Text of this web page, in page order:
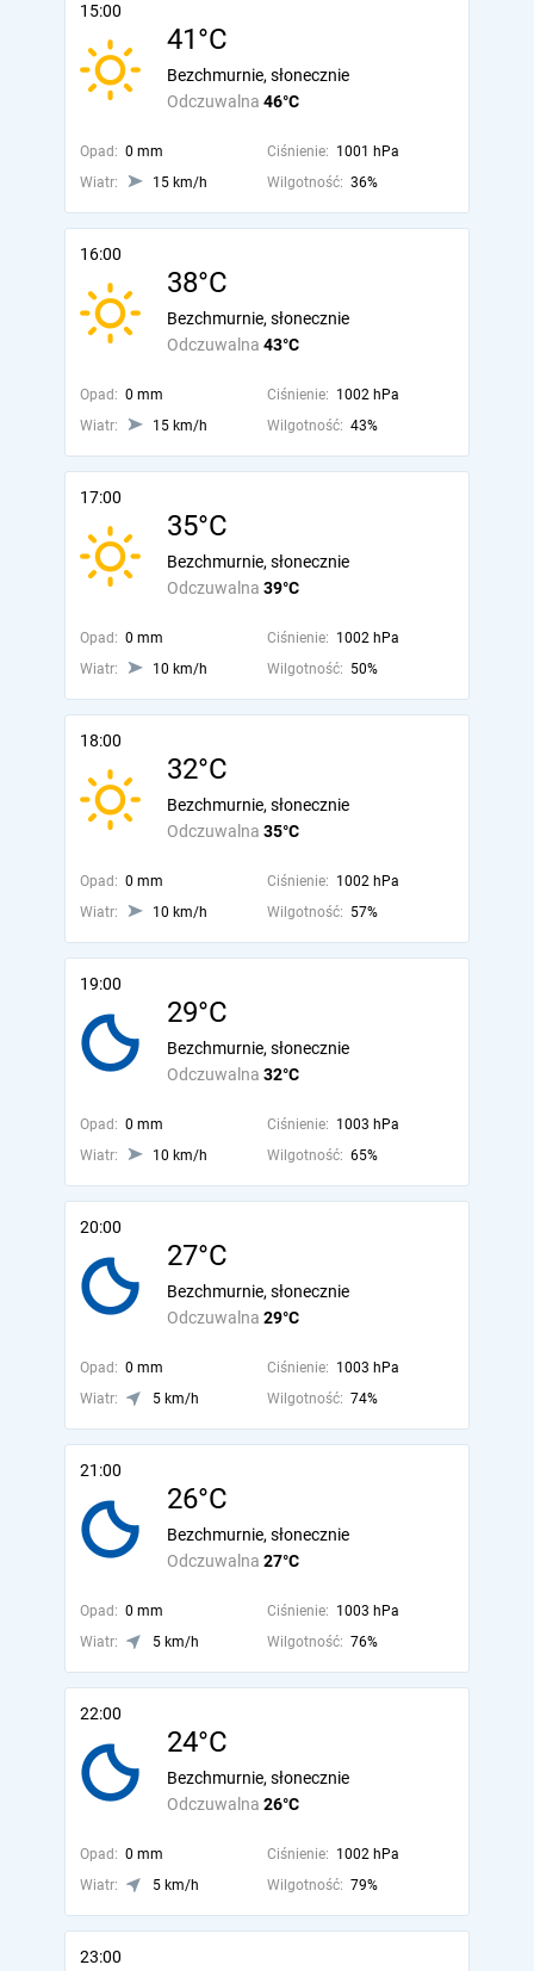
15:00
41°C
Odczuwalna 46°C
Bezchmurnie, słonecznie
Opad: 0 mm Ciśnienie: 1001 hPa
Wiatr:
15 km/h Wilgotność: 36%
16:00
38°C
Odczuwalna 43°C
Bezchmurnie, słonecznie
Opad: 0 mm Ciśnienie: 1002 hPa
Wiatr:
15 km/h Wilgotność: 43%
17:00
35°C
Odczuwalna 39°C
Bezchmurnie, słonecznie
Opad: 0 mm Ciśnienie: 1002 hPa
Wiatr:
10 km/h Wilgotność: 50%
18:00
32°C
Odczuwalna 35°C
Bezchmurnie, słonecznie
Opad: 0 mm Ciśnienie: 1002 hPa
Wiatr:
10 km/h Wilgotność: 57%
19:00
29°C
Odczuwalna 32°C
Bezchmurnie, słonecznie
Opad: 0 mm Ciśnienie: 1003 hPa
Wiatr:
10 km/h Wilgotność: 65%
20:00
27°C
Odczuwalna 29°C
Bezchmurnie, słonecznie
Opad: 0 mm Ciśnienie: 1003 hPa
Wiatr:
5 km/h Wilgotność: 74%
21:00
26°C
Odczuwalna 27°C
Bezchmurnie, słonecznie
Opad: 0 mm Ciśnienie: 1003 hPa
Wiatr:
5 km/h Wilgotność: 76%
22:00
24°C
Odczuwalna 26°C
Bezchmurnie, słonecznie
Opad: 0 mm Ciśnienie: 1002 hPa
Wiatr:
5 km/h Wilgotność: 79%
23:00